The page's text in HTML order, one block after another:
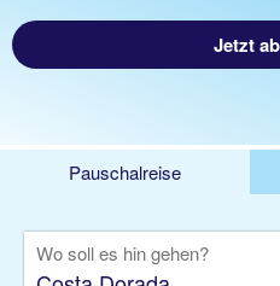
Jetzt
Pauschalreise
Kreuzfahrten
Rundreisen
Wo soll es hin gehen?